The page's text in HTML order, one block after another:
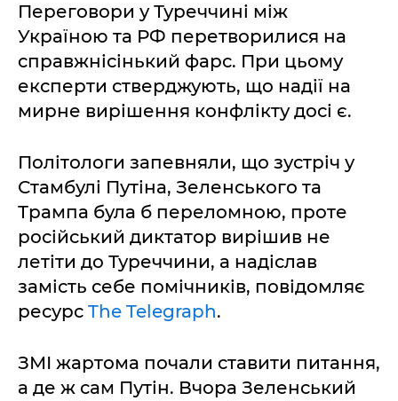
Переговори у Туреччині між
Україною та РФ перетворилися на
справжнісінький фарс. При цьому
експерти стверджують, що надії на
мирне вирішення конфлікту досі є.
Політологи запевняли, що зустріч у
Стамбулі Путіна, Зеленського та
Трампа була б переломною, проте
російський диктатор вирішив не
летіти до Туреччини, а надіслав
замість себе помічників, повідомляє
ресурс The Telegraph.
ЗМІ жартома почали ставити питання,
а де ж сам Путін. Вчора Зеленський